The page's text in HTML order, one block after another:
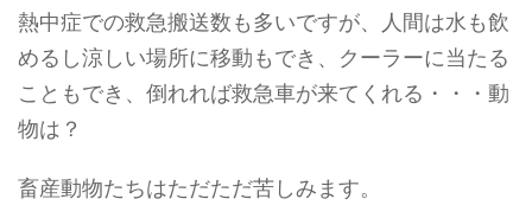
熱中症での救急搬送数も多いですが、人間は水も飲
めるし涼しい場所に移動もでき、クーラーに当たる
こともでき、倒れれば救急車が来てくれる・・・動
物は？
畜産動物たちはただただ苦しみます。